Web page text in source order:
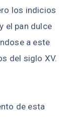
los indicios
el pan dulce
a este
del siglo XV.
de esta